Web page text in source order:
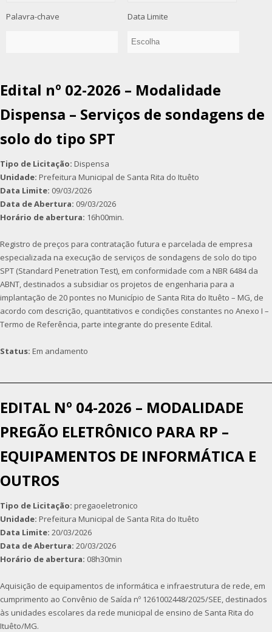
Palavra-chave Data Limite
Edital nº 02-2026 – Modalidade
Dispensa – Serviços de sondagens de
solo do tipo SPT
Tipo de Licitação: Dispensa
Unidade: Prefeitura Municipal de Santa Rita do Ituêto
Data Limite: 09/03/2026
Data de Abertura: 09/03/2026
Horário de abertura: 16h00min.
Registro de preços para contratação futura e parcelada de empresa
especializada na execução de serviços de sondagens de solo do tipo
SPT (Standard Penetration Test), em conformidade com a NBR 6484 da
ABNT, destinados a subsidiar os projetos de engenharia para a
implantação de 20 pontes no Município de Santa Rita do Ituêto – MG, de
acordo com descrição, quantitativos e condições constantes no Anexo I –
Termo de Referência, parte integrante do presente Edital.
Status: Em andamento
EDITAL Nº 04-2026 – MODALIDADE
PREGÃO ELETRÔNICO PARA RP –
EQUIPAMENTOS DE INFORMÁTICA E
OUTROS
Tipo de Licitação: pregaoeletronico
Unidade: Prefeitura Municipal de Santa Rita do Ituêto
Data Limite: 20/03/2026
Data de Abertura: 20/03/2026
Horário de abertura: 08h30min
Aquisição de equipamentos de informática e infraestrutura de rede, em
cumprimento ao Convênio de Saída nº 1261002448/2025/SEE, destinados
às unidades escolares da rede municipal de ensino de Santa Rita do
Ituêto/MG.